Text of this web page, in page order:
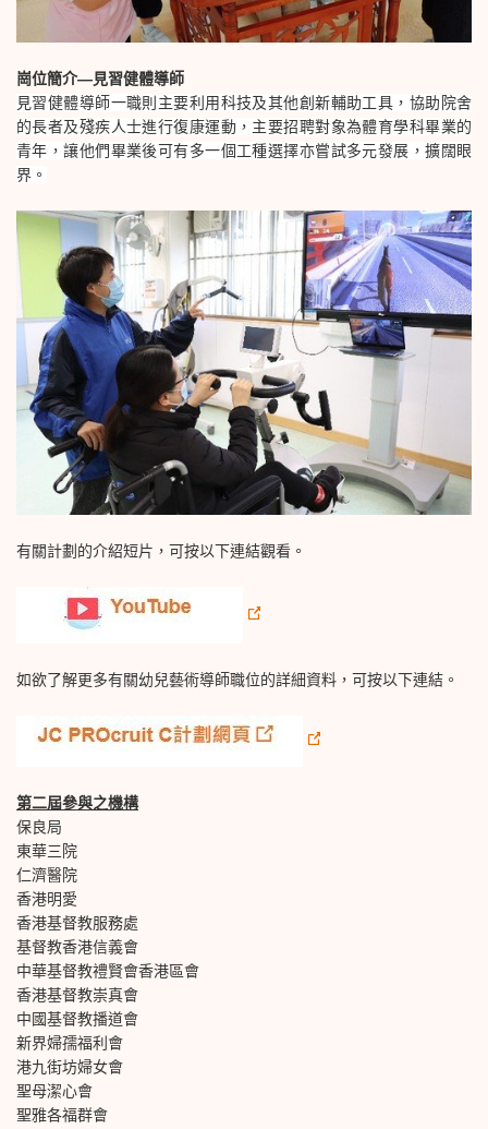
崗位簡介—見習健體導師
見習健體導師一職則主要利用科技及其他創新輔助工具，協助院舍
的長者及殘疾人士進行復康運動，主要招聘對象為體育學科畢業的
青年，讓他們畢業後可有多一個工種選擇亦嘗試多元發展，擴闊眼
界。
有關計劃的介紹短片，可按以下連結觀看。
如欲了解更多有關幼兒藝術導師職位的詳細資料，可按以下連結。
第二屆參與之機構
保良局
東華三院
仁濟醫院
香港明愛
香港基督教服務處
基督教香港信義會
中華基督教禮賢會香港區會
香港基督教崇真會
中國基督教播道會
新界婦孺福利會
港九街坊婦女會
聖母潔心會
聖雅各福群會